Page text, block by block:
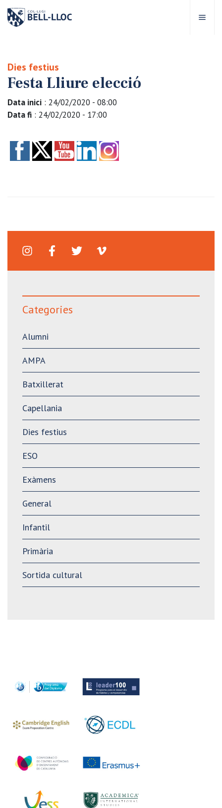
Bell-lloc
Educatiu
educatives
Dies festius
Festa Lliure elecció
Data inici : 24/02/2020 - 08:00
Data fi : 24/02/2020 - 17:00
Categories
Alumni
AMPA
Batxillerat
Capellania
Dies festius
ESO
Exàmens
General
Infantil
Primària
Sortida cultural